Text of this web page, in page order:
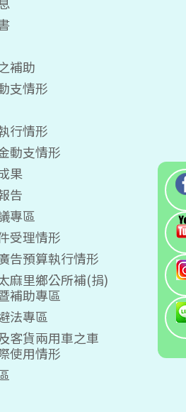
補助
支情形
行情形
動支情形
果
告
專區
受理情形
告預算執行情形
麻里鄉公所補(捐)
補助專區
法專區
客貨兩用車之車
使用情形